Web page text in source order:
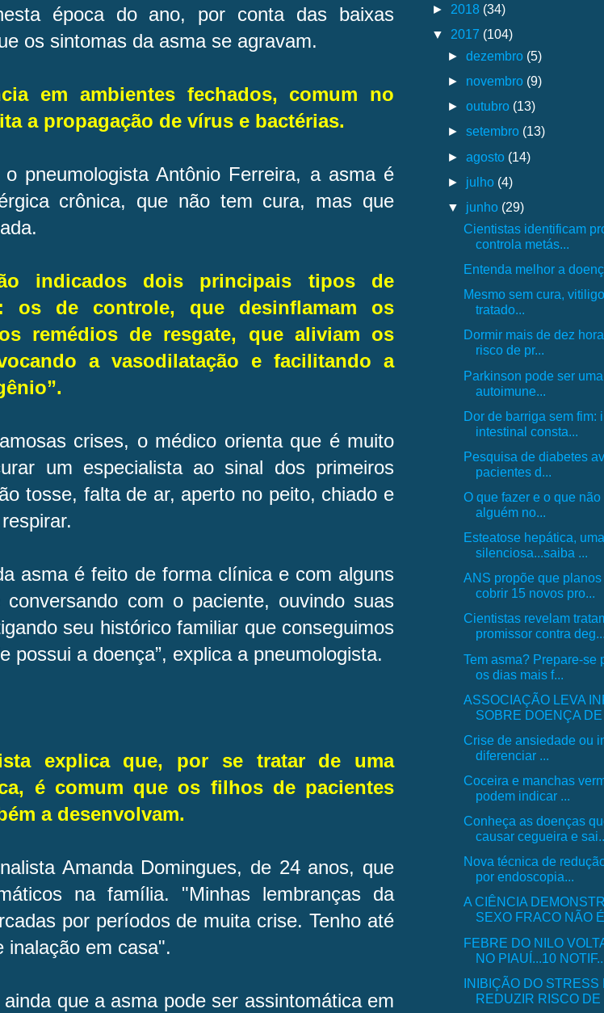
época do ano, por conta das baixas
os sintomas da asma se agravam.
em ambientes fechados, comum no
a propagação de vírus e bactérias.
pneumologista Antônio Ferreira, a asma é
crônica, que não tem cura, mas que
indicados dois principais tipos de
os de controle, que desinflamam os
remédios de resgate, que aliviam os
a vasodilatação e facilitando a
crises, o médico orienta que é muito
um especialista ao sinal dos primeiros
tosse, falta de ar, aperto no peito, chiado e
asma é feito de forma clínica e com alguns
com o paciente, ouvindo suas
seu histórico familiar que conseguimos
possui a doença”, explica a pneumologista.
explica que, por se tratar de uma
é comum que os filhos de pacientes
a desenvolvam.
Amanda Domingues, de 24 anos, que
na família. "Minhas lembranças da
por períodos de muita crise. Tenho até
inalação em casa".
que a asma pode ser assintomática em
► 2018 (34)
▼ 2017 (104)
►dezembro (5)
► novembro (9)
►outubro (13)
►setembro (13)
►agosto (14)
► julho (4)
▼ junho (29)
Cientistas identificam
controla metás...
Entenda melhor a
Mesmo sem cura,
tratado...
Dormir mais de dez
risco de pr...
Parkinson pode ser
autoimune...
Dor de barriga sem fim:
intestinal consta...
Pesquisa de diabetes
pacientes d...
O que fazer e o que
alguém no...
Esteatose hepática,
silenciosa...saiba ...
ANS propõe que
cobrir 15 novos pro...
Cientistas revelam
promissor contra
Tem asma? Prepare-se
os dias mais f...
ASSOCIAÇÃO LEVA
SOBRE DOENÇA
Crise de ansiedade ou
diferenciar ...
Coceira e manchas
podem indicar ...
Conheça as doenças
causar cegueira e
Nova técnica de
por endoscopia...
A CIÊNCIA
SEXO FRACO NÃO
FEBRE DO NILO
NO PIAUÍ...10
INIBIÇÃO DO STRESS
REDUZIR RISCO